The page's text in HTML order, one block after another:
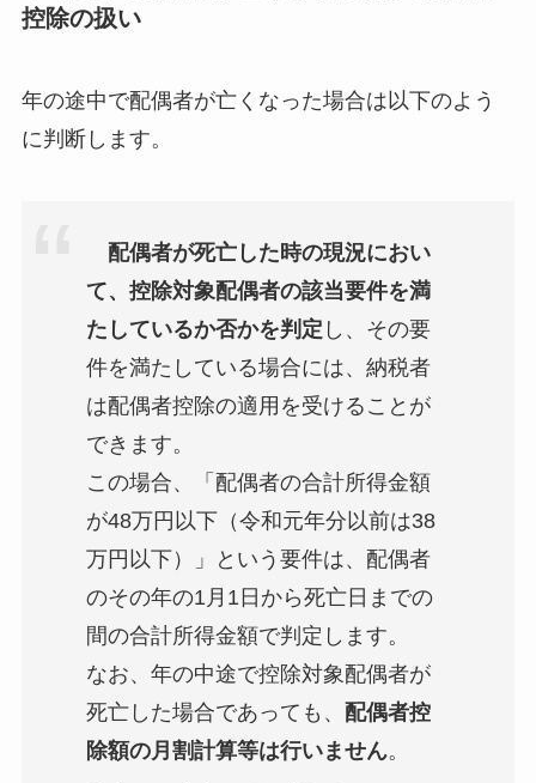
控除の扱い
年の途中で配偶者が亡くなった場合は以下のよう
に判断します。
配偶者が死亡した時の現況におい
て、控除対象配偶者の該当要件を満
たしているか否かを判定 し、その要
件を満たしている場合には、納税者
は配偶者控除の適用を受けることが
できます。
この場合、「配偶者の合計所得金額
が48万円以下（令和元年分以前は38
万円以下）」という要件は、配偶者
のその年の1月1日から死亡日までの
間の合計所得金額で判定します。
なお、年の中途で控除対象配偶者が
死亡した場合であっても、 配偶者控
除額の月割計算等は行いません。